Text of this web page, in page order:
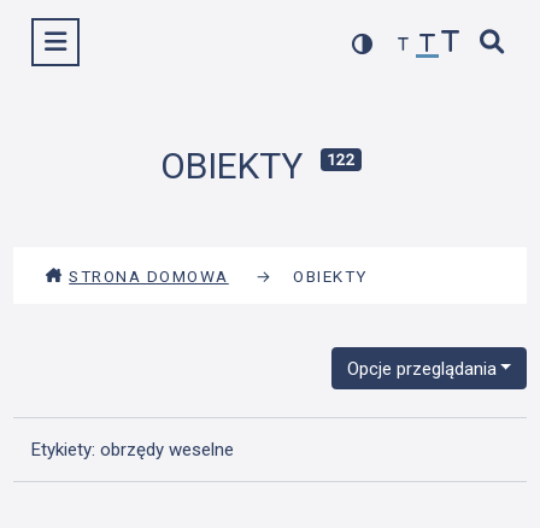
Wyświetl menu
OBIEKTY 122
STRONA DOMOWA → OBIEKTY
Opcje przeglądania
Etykiety: obrzędy weselne